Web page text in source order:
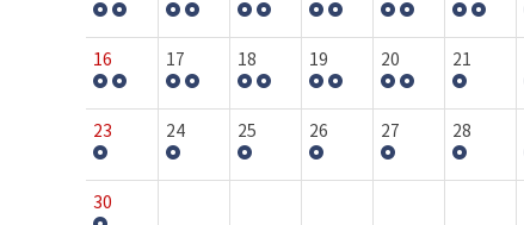
16 17 18 19 20 21
23 24 25 26 27 28
30